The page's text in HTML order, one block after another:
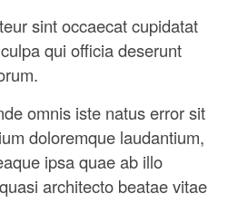
sint occaecat cupidatat
qui officia deserunt
omnis iste natus error sit
doloremque laudantium,
ipsa quae ab illo
architecto beatae vitae